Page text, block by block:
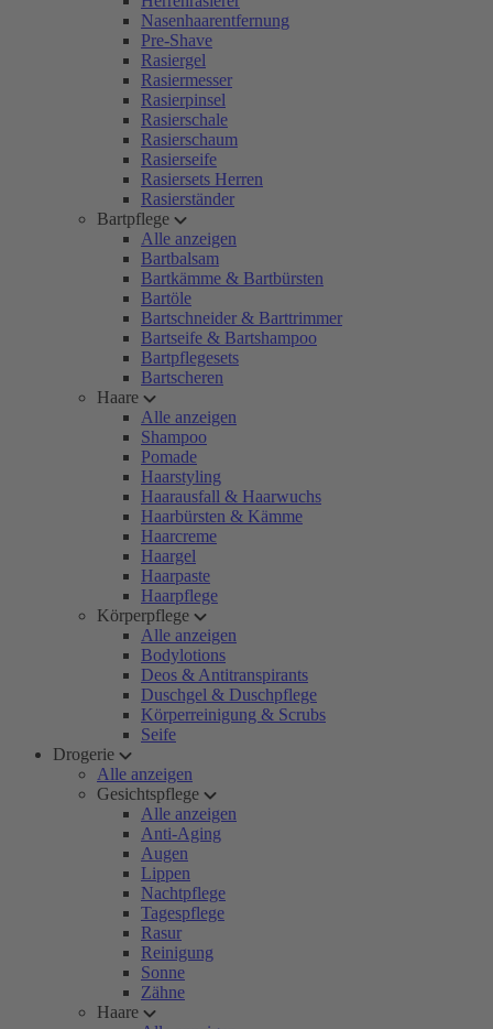
Nasenhaarentfernung
Pre-Shave
Rasiergel
Rasiermesser
Rasierpinsel
Rasierschale
Rasierschaum
Rasierseife
Rasiersets Herren
Rasierständer
Bartpflege
Alle anzeigen
Bartbalsam
Bartkämme & Bartbürsten
Bartöle
Bartschneider & Barttrimmer
Bartseife & Bartshampoo
Bartpflegesets
Bartscheren
Haare
Alle anzeigen
Shampoo
Pomade
Haarstyling
Haarausfall & Haarwuchs
Haarbürsten & Kämme
Haarcreme
Haargel
Haarpaste
Haarpflege
Körperpflege
Alle anzeigen
Bodylotions
Deos & Antitranspirants
Duschgel & Duschpflege
Körperreinigung & Scrubs
Seife
Drogerie
Alle anzeigen
Gesichtspflege
Alle anzeigen
Anti-Aging
Augen
Lippen
Nachtpflege
Tagespflege
Rasur
Reinigung
Sonne
Zähne
Haare